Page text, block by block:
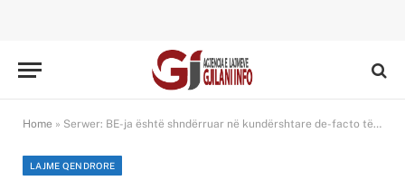
Home » Serwer: BE-ja është shndërruar në kundërshtare de-facto të sovranitetit të Kosovës
LAJME QENDRORE